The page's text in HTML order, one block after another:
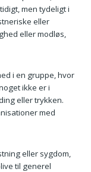
men tydeligt i
eller
eller modløs,
i en gruppe, hvor
ikke er i
eller trykken.
med
eller sygdom,
til generel